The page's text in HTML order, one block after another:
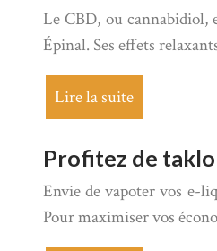
Le CBD, ou cannabidiol,
Épinal. Ses effets
Lire la suite
Profitez de
Envie de vapoter vos e-
Pour maximiser vos